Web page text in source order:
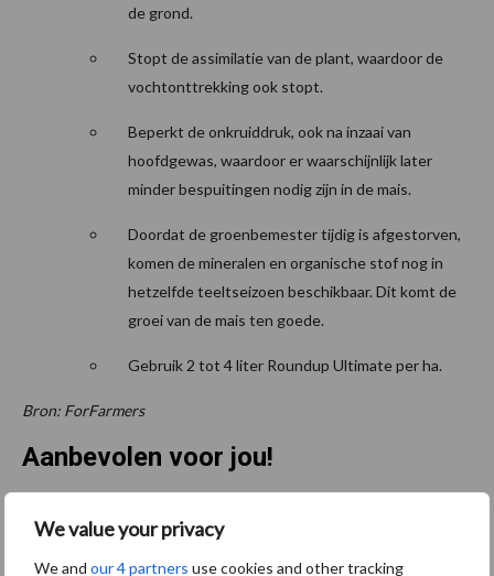
We value your privacy
We and our 4 partners use cookies and other tracking
de grond.
Stopt de assimilatie van de plant, waardoor de
vochtonttrekking ook stopt.
Beperkt de onkruiddruk, ook na inzaai van
hoofdgewas, waardoor er waarschijnlijk later
minder bespuitingen nodig zijn in de mais.
Doordat de groenbemester tijdig is afgestorven,
komen de mineralen en organische stof nog in
hetzelfde teeltseizoen beschikbaar. Dit komt de
groei van de mais ten goede.
Gebruik 2 tot 4 liter Roundup Ultimate per ha.
Bron: ForFarmers
Aanbevolen voor jou!
Grondstoffenmarkt blijft
grillig: droogte en
geopolitiek houden handel